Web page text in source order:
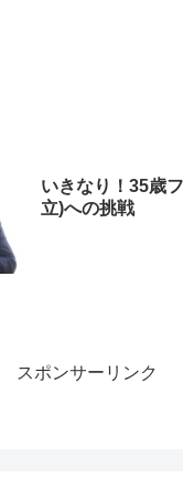
いきなり！35歳
立)への挑戦
スポンサーリンク